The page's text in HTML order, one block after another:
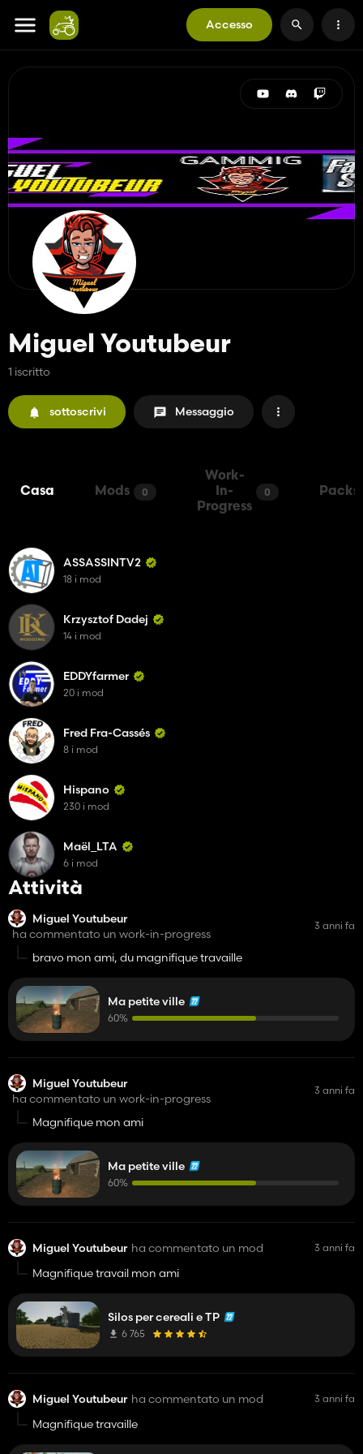
Accesso
Miguel Youtubeur
1 iscritto
sottoscrivi Messaggio
Casa Mods 0
Work-
In-
Progress
0 Packs
Attività
Miguel Youtubeur
ha commentato un work-in-progress
3 anni fa
bravo mon ami, du magnifique travaille
Ma petite ville
60%
Miguel Youtubeur
ha commentato un work-in-progress
3 anni fa
Magnifique mon ami
Ma petite ville
60%
Miguel Youtubeur ha commentato un mod 3 anni fa
Magnifique travail mon ami
Silos per cereali e TP
6 765
Miguel Youtubeur ha commentato un mod 3 anni fa
Magnifique travaille
ASSASSINTV2
18 i mod
Krzysztof Dadej
14 i mod
EDDYfarmer
20 i mod
Fred Fra-Cassés
8 i mod
Hispano
230 i mod
Maël_LTA
6 i mod